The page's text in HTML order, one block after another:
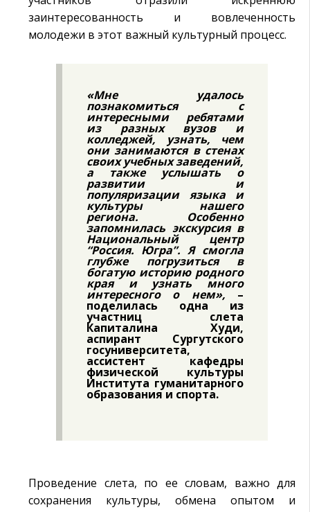
заинтересованность и вовлеченность
молодежи в этот важный культурный процесс.
«Мне удалось
познакомиться с
интересными ребятами
из разных вузов и
колледжей, узнать, чем
они занимаются в стенах
своих учебных заведений,
а также услышать о
развитии и
популяризации языка и
культуры нашего
региона. Особенно
запомнилась экскурсия в
Национальный центр
“Россия. Югра”. Я смогла
глубже погрузиться в
богатую историю родного
края и узнать много
интересного о нем», –
поделилась одна из
участниц слета
Капиталина Худи,
аспирант Сургутского
госуниверситета,
ассистент кафедры
физической культуры
Института гуманитарного
образования и спорта.
Проведение слета, по ее словам, важно для
сохранения культуры, обмена опытом и